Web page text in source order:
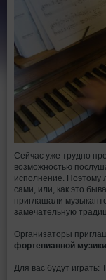
Сейчас уже трудно
возможностью
исполнение. Поэтому
сами, или, как это
приглашали
замечательную
Организаторы
фортепианной
Для вас будут играть: